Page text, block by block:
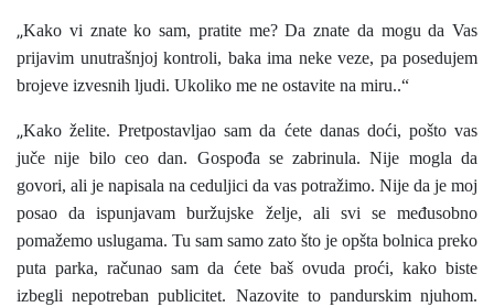
„Kako vi znate ko sam, pratite me? Da znate da mogu da Vas
prijavim unutrašnjoj kontroli, baka ima neke veze, pa posedujem
brojeve izvesnih ljudi. Ukoliko me ne ostavite na miru..“
„Kako želite. Pretpostavljao sam da ćete danas doći, pošto vas
juče nije bilo ceo dan. Gospođa se zabrinula. Nije mogla da
govori, ali je napisala na ceduljici da vas potražimo. Nije da je moj
posao da ispunjavam buržujske želje, ali svi se međusobno
pomažemo uslugama. Tu sam samo zato što je opšta bolnica preko
puta parka, računao sam da ćete baš ovuda proći, kako biste
izbegli nepotreban publicitet. Nazovite to pandurskim njuhom.